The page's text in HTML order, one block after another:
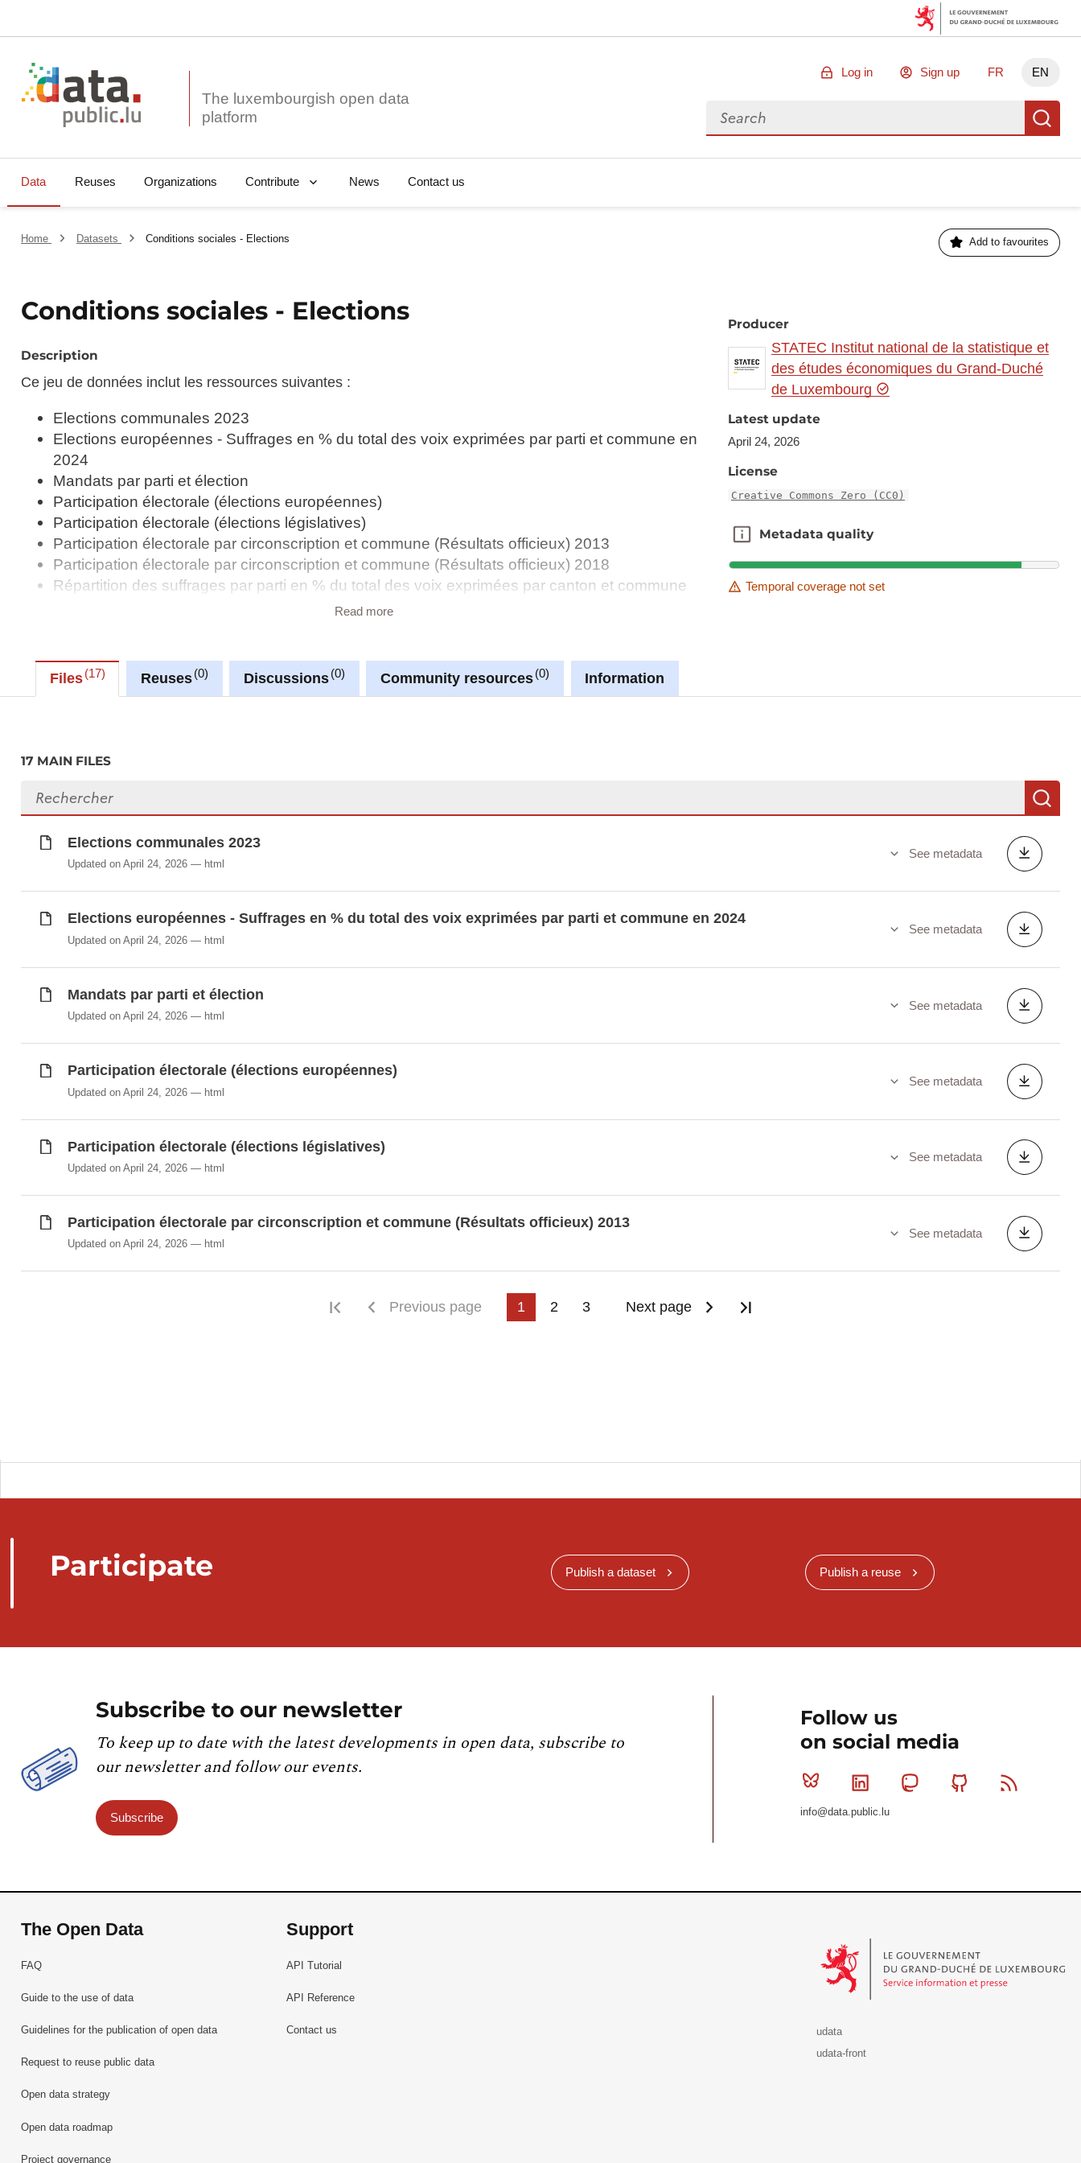
The luxembourgish open data
Log in Sign up FR EN
Search for data
Data Reuses Organizations Contribute News Contact us
Home Datasets Conditions sociales - Elections Add to favourites
Conditions sociales - Elections
Description
Ce jeu de données inclut les ressources suivantes :
Elections communales 2023
Elections européennes - Suffrages en % du total des voix exprimées par parti et commune en
2024
Mandats par parti et élection
Participation électorale (élections européennes)
Participation électorale (élections législatives)
Participation électorale par circonscription et commune (Résultats officieux) 2013
Participation électorale par circonscription et commune (Résultats officieux) 2018
Répartition des suffrages par parti en % du total des voix exprimées par canton et commune
Sièges par parti (élections européennes)
Sièges par parti 1999 - 2011
Suffrages et mandats par parti en 2017
Élections communales: Suffrages par parti 1999 - 2011
Synchronisé automatiquement depuis la
Read more
Producer
STATEC Institut national de la statistique et
des études économiques du Grand-Duché
de Luxembourg
Latest update
April 24, 2026
License
Creative Commons Zero (CC0)
Metadata quality
Metadata quality
Temporal coverage not set
Files 17 Reuses 0 Discussions 0 Community resources 0 Information
17 MAIN FILES
Search files
Elections communales 2023
Updated on April 24, 2026 html
See metadata
Elections européennes - Suffrages en % du total des voix exprimées par parti et commune en 2024
Updated on April 24, 2026 html
See metadata
Mandats par parti et élection
Updated on April 24, 2026 html
See metadata
Participation électorale (élections européennes)
Updated on April 24, 2026 html
See metadata
Participation électorale (élections législatives)
Updated on April 24, 2026 html
See metadata
Participation électorale par circonscription et commune (Résultats officieux) 2013
Updated on April 24, 2026 html
See metadata
First pagePrevious page 1 2 3 Next page
Participate Publish a dataset Publish a reuse
Subscribe to our newsletter
To keep up to date with the latest developments in open data, subscribe to
our newsletter and follow our events.
Subscribe
Follow us
on social media
Bluesky Linkedin MastodonGithub
info@data.public.lu
The Open Data
FAQ
Guide to the use of data
Guidelines for the publication of open data
Request to reuse public data
Open data strategy
Open data roadmap
Project governance
Support
API Tutorial
API Reference
Contact us
udata
udata-front